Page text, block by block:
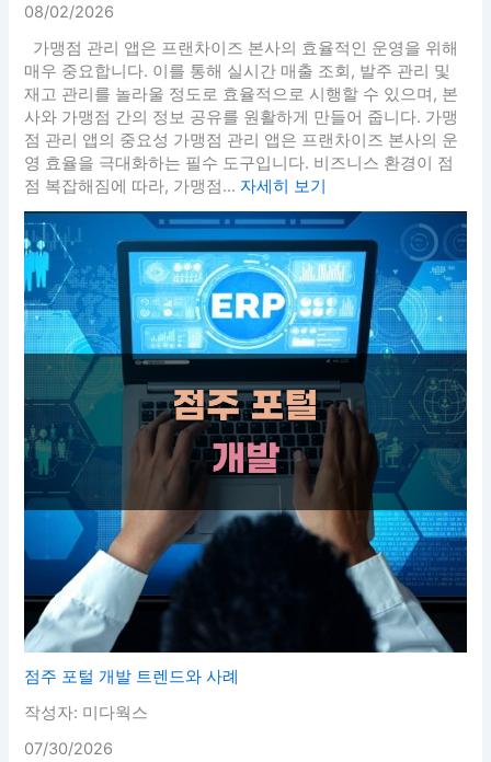
08/02/2026
가맹점 관리 앱은 프랜차이즈 본사의 효율적인 운영을 위해
매우 중요합니다. 이를 통해 실시간 매출 조회, 발주 관리 및
재고 관리를 놀라울 정도로 효율적으로 시행할 수 있으며, 본
사와 가맹점 간의 정보 공유를 원활하게 만들어 줍니다. 가맹
점 관리 앱의 중요성 가맹점 관리 앱은 프랜차이즈 본사의 운
영 효율을 극대화하는 필수 도구입니다. 비즈니스 환경이 점
점 복잡해짐에 따라, 가맹점... 자세히 보기
점주 포털 개발 트렌드와 사례
작성자: 미다웍스
07/30/2026